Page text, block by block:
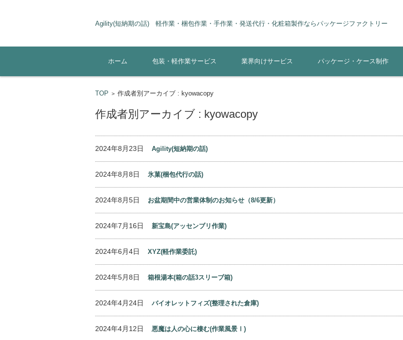
Agility(短納期の話) 軽作業・梱包作業・手作業・発送代行・化粧箱製
ホーム
包装・軽作業サービス 業界向けサービス パッケージ・ケース制作
TOP > 作成者別アーカイブ : kyowacopy
作成者別アーカイブ : kyowacopy
2024年8月23日 Agility(短納期の話)
2024年8月8日 氷菓(梱包代行の話)
2024年8月5日 お盆期間中の営業体制のお知らせ（8/6更新）
2024年7月16日 新宝島(アッセンブリ作業)
2024年6月4日 XYZ(軽作業委託)
2024年5月8日 箱根湯本(箱の話3スリーブ箱)
2024年4月24日 バイオレットフィズ(整理された倉庫)
2024年4月12日 悪魔は人の心に棲む(作業風景Ⅰ)